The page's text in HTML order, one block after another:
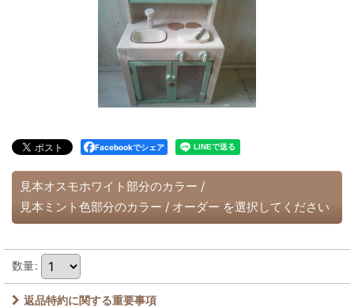
Facebookでシェア
見本オスモホワイト部分のカラー /
見本ミント色部分のカラー / オーダー を選択してください
数量:
返品特約に関する重要事項